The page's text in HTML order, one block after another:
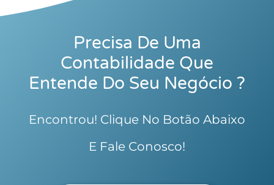
Precisa De Uma
Contabilidade Que
Entende Do Seu Negócio ?
Encontrou! Clique No Botão Abaixo
E Fale Conosco!